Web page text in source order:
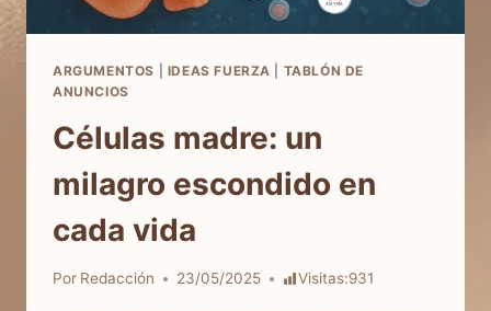
ARGUMENTOS IDEAS FUERZA
TABLÓN DE
ANUNCIOS
Células madre: un
milagro escondido en
cada vida
Por Redacción 23/05/2025 Visitas:931